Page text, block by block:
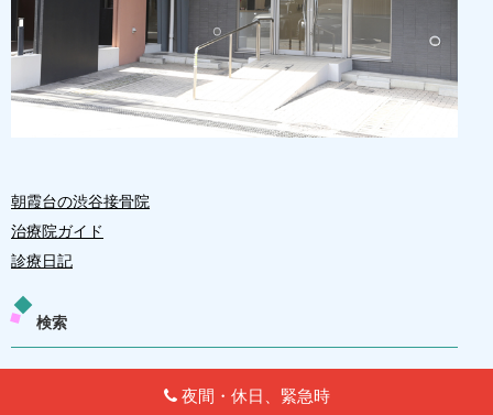
朝霞台の渋谷接骨院
治療院ガイド
診療日記
検索
夜間・休日、緊急時